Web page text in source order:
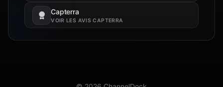
Capterra
VOIR LES AVIS CAPTERRA
S’ouvre dans un nouvel onglet.